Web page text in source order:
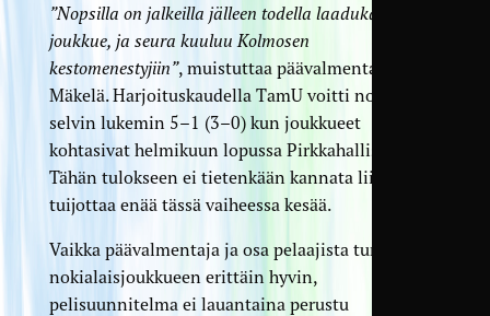
”Nopsilla on jalkeilla jälleen todella laadukas
joukkue, ja seura kuuluu Kolmosen
kestomenestyjiin”, muistuttaa päävalmentaja
Mäkelä. Harjoituskaudella TamU voitti nokialaiset
selvin lukemin 5–1 (3–0) kun joukkueet
kohtasivat helmikuun lopussa Pirkkahallissa.
Tähän tulokseen ei tietenkään kannata liiaksi
tuijottaa enää tässä vaiheessa kesää.
Vaikka päävalmentaja ja osa pelaajista tuntee
nokialaisjoukkueen erittäin hyvin,
pelisuunnitelma ei lauantaina perustu